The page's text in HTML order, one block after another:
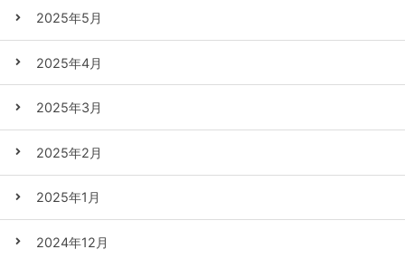
2025年5月
2025年4月
2025年3月
2025年2月
2025年1月
2024年12月